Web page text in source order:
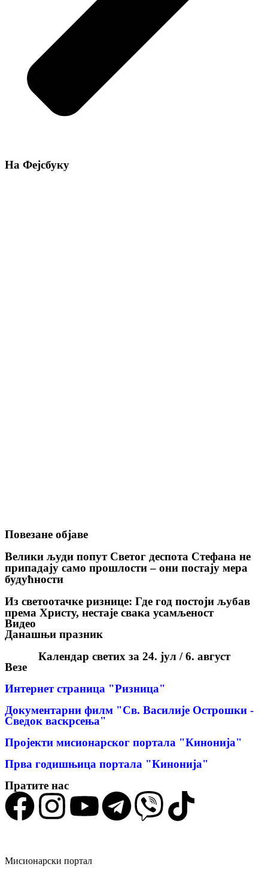
На Фејсбуку
Повезане објаве
Велики људи попут Светог деспота Стефана не
припадају само прошлости – они постају мера
будућности
Из светоотачке ризнице: Где год постоји љубав
према Христу, нестаје свака усамљеност
Видео
Данашњи празник
Календар светих за 24. јул / 6. август
Везе
Интернет страница "Ризница"
Документарни филм "Св. Василије Острошки -
Сведок васкрсења"
Пројекти мисионарског портала "Кинонија"
Прва годишњица портала "Кинонија"
Пратите нас
Мисионарски портал